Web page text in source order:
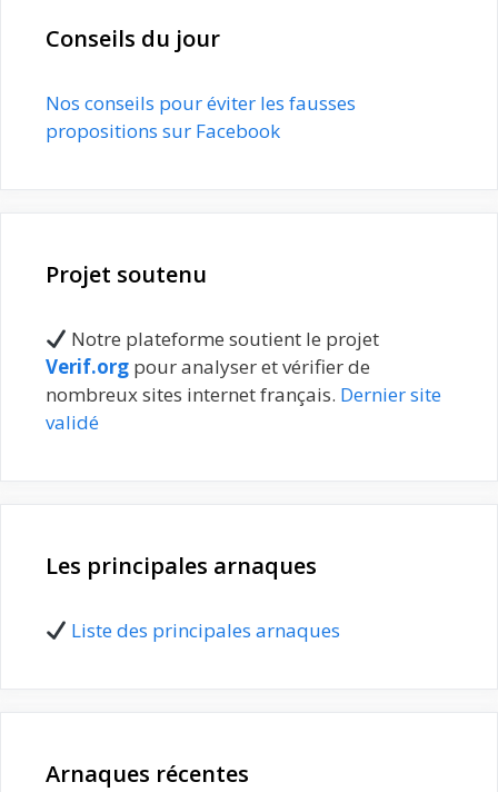
Conseils du jour
Nos conseils pour éviter les fausses
propositions sur Facebook
Projet soutenu
Notre plateforme soutient le projet
Verif.org pour analyser et vérifier de
nombreux sites internet français. Dernier site
validé
Les principales arnaques
Liste des principales arnaques
Arnaques récentes